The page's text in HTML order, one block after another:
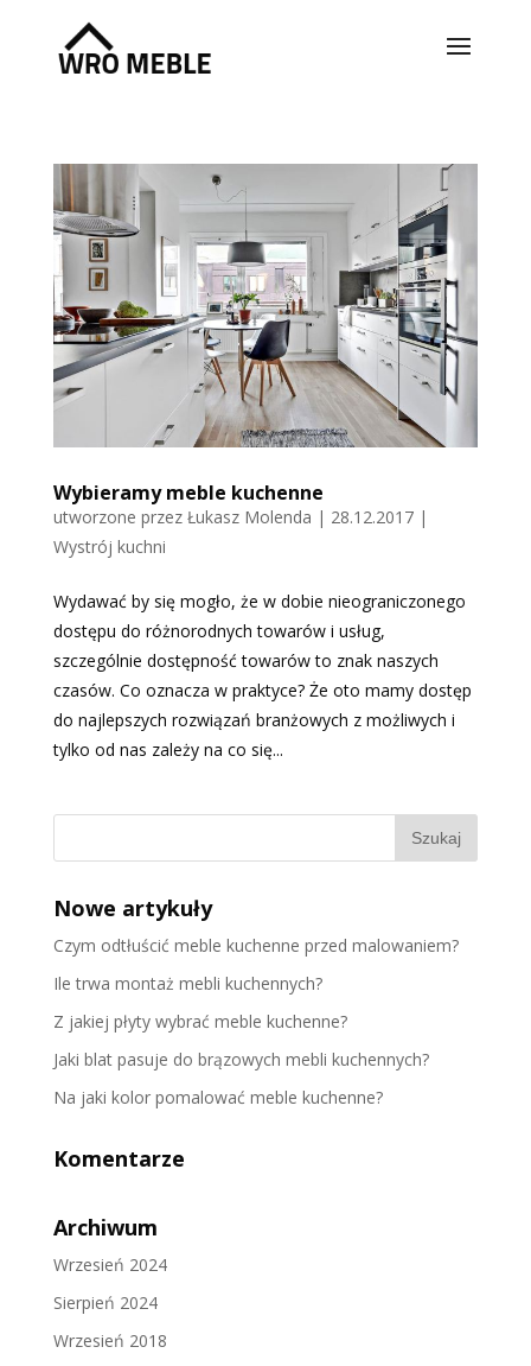
Wybieramy meble kuchenne
utworzone przez Łukasz Molenda | 28.12.2017|
Wystrój kuchni
Wydawać by się mogło, że w dobie nieograniczonego
dostępu do różnorodnych towarów i usług,
szczególnie dostępność towarów to znak naszych
czasów. Co oznacza w praktyce? Że oto mamy dostęp
do najlepszych rozwiązań branżowych z możliwych i
tylko od nas zależy na co się...
Nowe artykuły
Czym odtłuścić meble kuchenne przed malowaniem?
Ile trwa montaż mebli kuchennych?
Z jakiej płyty wybrać meble kuchenne?
Jaki blat pasuje do brązowych mebli kuchennych?
Na jaki kolor pomalować meble kuchenne?
Komentarze
Archiwum
Wrzesień 2024
Sierpień 2024
Wrzesień 2018